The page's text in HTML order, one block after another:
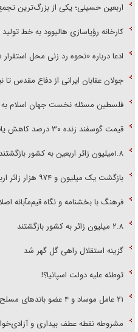
اربعین حسینی؛ یکی از بزرگ‌ترین
کارخانه رؤیاسازی هالیوود به خط
ادعا درباره «نحوه رد زنی محل
جولان عقابان ایرانی از دفاع مقدس تا
فلسطین مسئله نخست جهان اسلام
قیمت گوسفند زنده ۳۰ درصد کاهش یافت؛ گوشت ارزان نشد
۱.۸میلیون زائر اربعین به کشور بازگشتند
بازگشت یک میلیون و ۹۷۴ هزار زائر اربعین به کشور
فرهنگ با بخشنامه و نگاه قیم‌مآبانه
۲.۸ میلیون زائر به کشور بازگشتند
گزینه استقلال راهی گل گهر شد
توطئه علیه دولت اسپانیا؟!
۲۱ عامل موساد و ۴ عضو باند‌های مسلح بازداشت شدند
مشروطه نقطه عطف بیداری و